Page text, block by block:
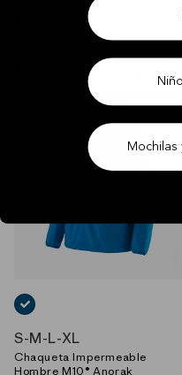
5.0
rating
(15)
Vista rápida
AZUL_(ENLB)
S-M-L-XL
Chaqueta Impermeable
Hombre M10® Anorak
Mochilas